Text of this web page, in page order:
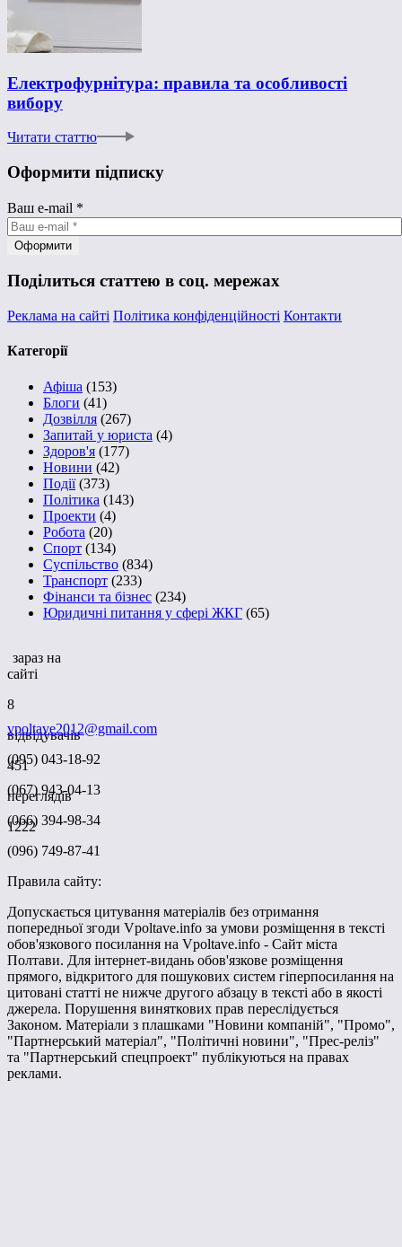
Електрофурнітура: правила та особливості
вибору
Читати статтю
Оформити підписку
Ваш e-mail *
Поділиться статтею в соц. мережах
Реклама на сайті Політика конфіденційності Контакти
Категорії
Афіша (153)
Блоги (41)
Дозвілля (267)
Запитай у юриста (4)
Здоров'я (177)
Новини (42)
Події(373)
Політика (143)
Проекти (4)
Робота (20)
Спорт (134)
Суспільство (834)
Транспорт (233)
Фінанси та бізнес (234)
Юридичні питання у сфері ЖКГ (65)
зараз на
сайті
8
відвідувачів
451
переглядів
1222
vpoltave2012@gmail.com
(095) 043-18-92
(067) 943-04-13
(066) 394-98-34
(096) 749-87-41
Правила сайту:
Допускається цитування матеріалів без отримання
попередньої згоди Vpoltave.info за умови розміщення в тексті
обов'язкового посилання на Vpoltave.info - Сайт міста
Полтави. Для інтернет-видань обов'язкове розміщення
прямого, відкритого для пошукових систем гіперпосилання на
цитовані статті не нижче другого абзацу в тексті або в якості
джерела. Порушення виняткових прав переслідується
Законом. Матеріали з плашками "Новини компаній", "Промо",
"Партнерський матеріал", "Політичні новини", "Прес-реліз"
та "Партнерський спецпроект" публікуються на правах
реклами.